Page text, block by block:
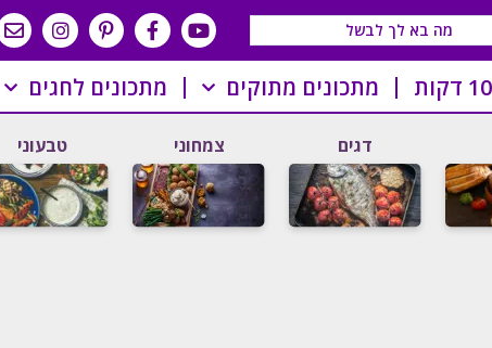
מתכונים מתוקים מתכונים לחגים
דגים צמחוני טבעוני